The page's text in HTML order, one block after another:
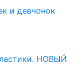
и девчонок
НОВЫЙ